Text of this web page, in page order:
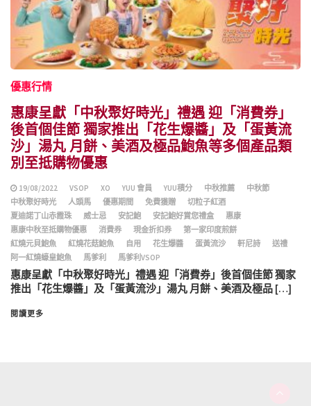
優惠行情
惠康呈獻「中秋聚好時光」禮遇 迎「消費券」
後首個佳節 獨家推出「花生爆醬」及「蛋黃流
沙」湯丸 月餅、美酒及極品鮑魚等多個產品類
別至抵購物優惠
19/08/2022 VSOP XO YUU 會員 YUU積分 中秋推薦
中秋節
中秋聚好時光
人頭馬 優惠期間 免費獲贈
切粒子紅酒
夏迪諾丁山赤霞珠
威士忌 安記鮑 安記鮑好賞您禮盒
惠康
惠康中秋至抵購物優惠
消費券 現金折扣券
第一家印度煎餅
紅燒元貝鮑魚
紅燒花菇鮑魚 自用 花生爆醬 蛋黃流沙 軒尼詩
送禮
阿一紅燒蠔皇鮑魚
馬爹利 馬爹利VSOP
惠康呈獻「中秋聚好時光」禮遇 迎「消費券」後首個佳節 獨家
推出「花生爆醬」及「蛋黃流沙」湯丸 月餅、美酒及極品 […]
閱讀更多